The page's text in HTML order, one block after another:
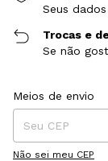
Seus
Trocas e
Se não
Entregas para o CEP:
Meios de envio
Não sei meu CEP